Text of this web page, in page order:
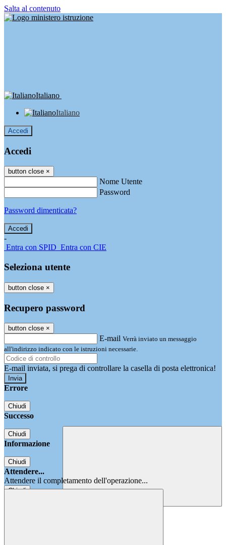
Salta al contenuto
Italiano
Italiano
Accedi
Accedi
button close ×
Nome Utente
Password
Password dimenticata?
-
Entra con SPID Entra con CIE
Seleziona utente
button close ×
Recupero password
button close ×
E-mail Verrà inviato un messaggio
all'indirizzo indicato con le istruzioni necessarie.
E-mail inviata, si prega di controllare la casella di posta elettronica!
Errore
Chiudi
Successo
Chiudi
Informazione
Chiudi
Attendere...
Attendere il completamento dell'operazione...
Chiudi